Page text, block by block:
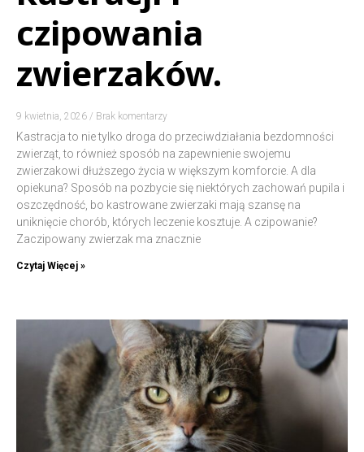
czipowania
zwierzaków.
9 kwietnia, 2026 Brak komentarzy
Kastracja to nie tylko droga do przeciwdziałania bezdomności
zwierząt, to również sposób na zapewnienie swojemu
zwierzakowi dłuższego życia w większym komforcie. A dla
opiekuna? Sposób na pozbycie się niektórych zachowań pupila i
oszczędność, bo kastrowane zwierzaki mają szansę na
uniknięcie chorób, których leczenie kosztuje. A czipowanie?
Zaczipowany zwierzak ma znacznie
Czytaj Więcej »